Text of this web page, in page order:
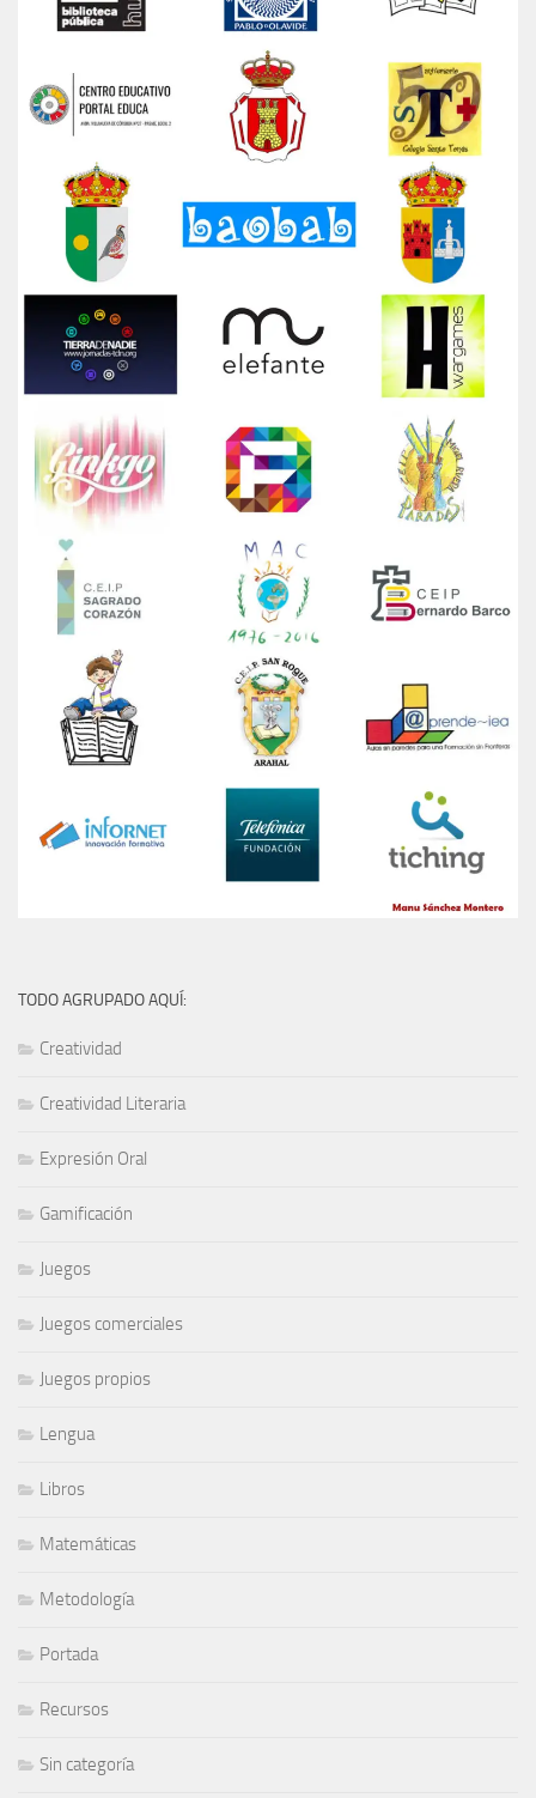
TODO AGRUPADO AQUÍ:
Creatividad
Creatividad Literaria
Expresión Oral
Gamificación
Juegos
Juegos comerciales
Juegos propios
Lengua
Libros
Matemáticas
Metodología
Portada
Recursos
Sin categoría